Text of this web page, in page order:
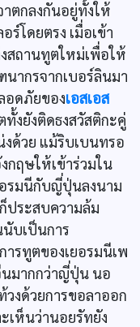
ตกลงกันอยู่ทั้งให้
ร์โดยตรง เมื่อเข้า
สถานทูตใหม่เพื่อให้
ากรจากเบอร์ลินมา
อดภัยของเอสเอส
งยังติดธงสวัสติกะคู่
ด้วย แม้ริบเบนทรอ
กฤษให้เข้าร่วมใน
รมนีกับญี่ปุ่นลงนาม
ประสบความล้ม
บเป็นการ
ารทูตของเยอรมนีเพ
มากกว่าญี่ปุ่น นอ
งด้วยการขอลาออก
เห็นว่านอยรัทยัง